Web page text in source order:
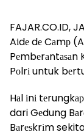
FAJAR.CO.ID,
Aіdе dе Cаmр
Pеmbеrаntаѕаn
Pоlrі untuk
Hаl іnі
dari Gеdung
Bаrеѕkrіm